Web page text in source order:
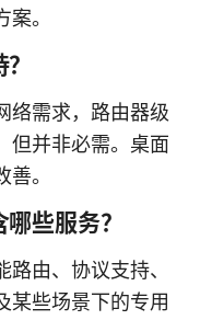
。
络需求，路由器级
但并非必需。桌面
。
些服务？
由、协议支持、
某些场景下的专用